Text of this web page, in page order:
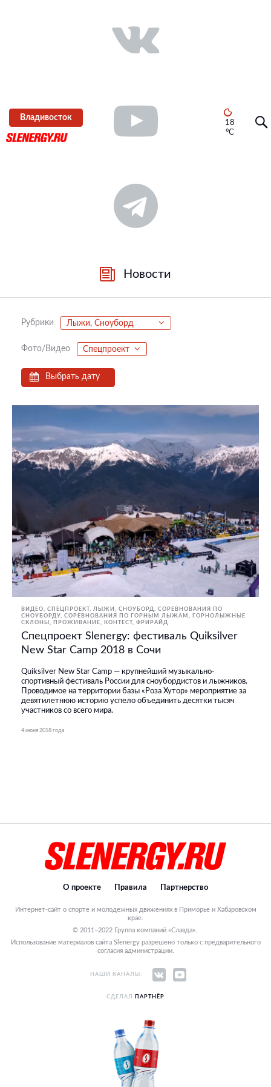
Владивосток
18
°C
Новости
Рубрики Лыжи, Сноуборд
Фото/Видео Спецпроект
Выбрать дату
ВИДЕО СПЕЦПРОЕКТ ЛЫЖИ, СНОУБОРД
СОРЕВНОВАНИЯ ПО
СНОУБОРДУ
СОРЕВНОВАНИЯ ПО ГОРНЫМ ЛЫЖАМ
ГОРНОЛЫЖНЫЕ
СКЛОНЫ, ПРОЖИВАНИЕ
КОНТЕСТ ФРИРАЙД
Спецпроект Slenergy: фестиваль Quiksilver
New Star Camp 2018 в Сочи
Quiksilver New Star Camp — крупнейший музыкально-
спортивный фестиваль России для сноубордистов и лыжников.
Проводимое на территории базы «Роза Хутор» мероприятие за
девятилетнюю историю успело объединить десятки тысяч
участников со всего мира.
4 июня 2018 года
О проекте Правила Партнерство
Интернет-сайт о спорте и молодежных движениях в Приморье и Хабаровском
крае.
© 2011–2022 Группа компаний «Славда».
Использование материалов сайта Slenergy разрешено только с предварительного
согласия администрации.
НАШИ КАНАЛЫ:
СДЕЛАЛ ПАРТНЁР